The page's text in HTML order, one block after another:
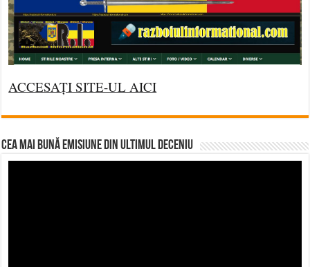
ACCESAȚI SITE-UL AICI
CEA MAI BUNĂ EMISIUNE DIN ULTIMUL DECENIU